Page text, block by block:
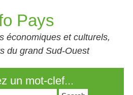
Pays
économiques et culturels,
du grand Sud-Ouest
un mot-clef...